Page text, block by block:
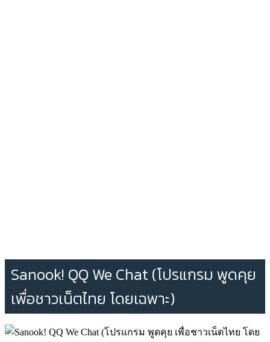
Sanook! QQ We Chat (โปรแกรม พูดคุย
เพื่อชาวเน็ตไทย โดยเฉพาะ)